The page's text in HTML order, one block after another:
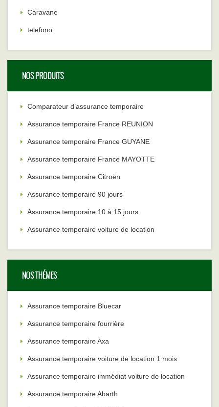
Caravane
telefono
NOS PRODUITS
Comparateur d’assurance temporaire
Assurance temporaire France REUNION
Assurance temporaire France GUYANE
Assurance temporaire France MAYOTTE
Assurance temporaire Citroën
Assurance temporaire 90 jours
Assurance temporaire 10 à 15 jours
Assurance temporaire voiture de location
NOS THÉMES
Assurance temporaire Bluecar
Assurance temporaire fourrière
Assurance temporaire Axa
Assurance temporaire voiture de location 1 mois
Assurance temporaire immédiat voiture de location
Assurance temporaire Abarth